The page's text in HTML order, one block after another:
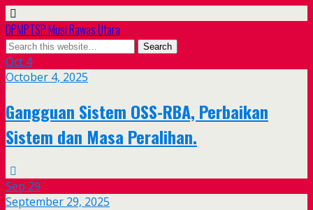
DPMPTSP Musi Rawas Utara
Oct 4
October 4, 2025
Gangguan Sistem OSS-RBA, Perbaikan
Sistem dan Masa Peralihan.
Sep 29
September 29, 2025